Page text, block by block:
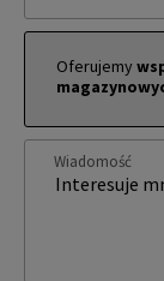
Oferujemy
Wiadomość